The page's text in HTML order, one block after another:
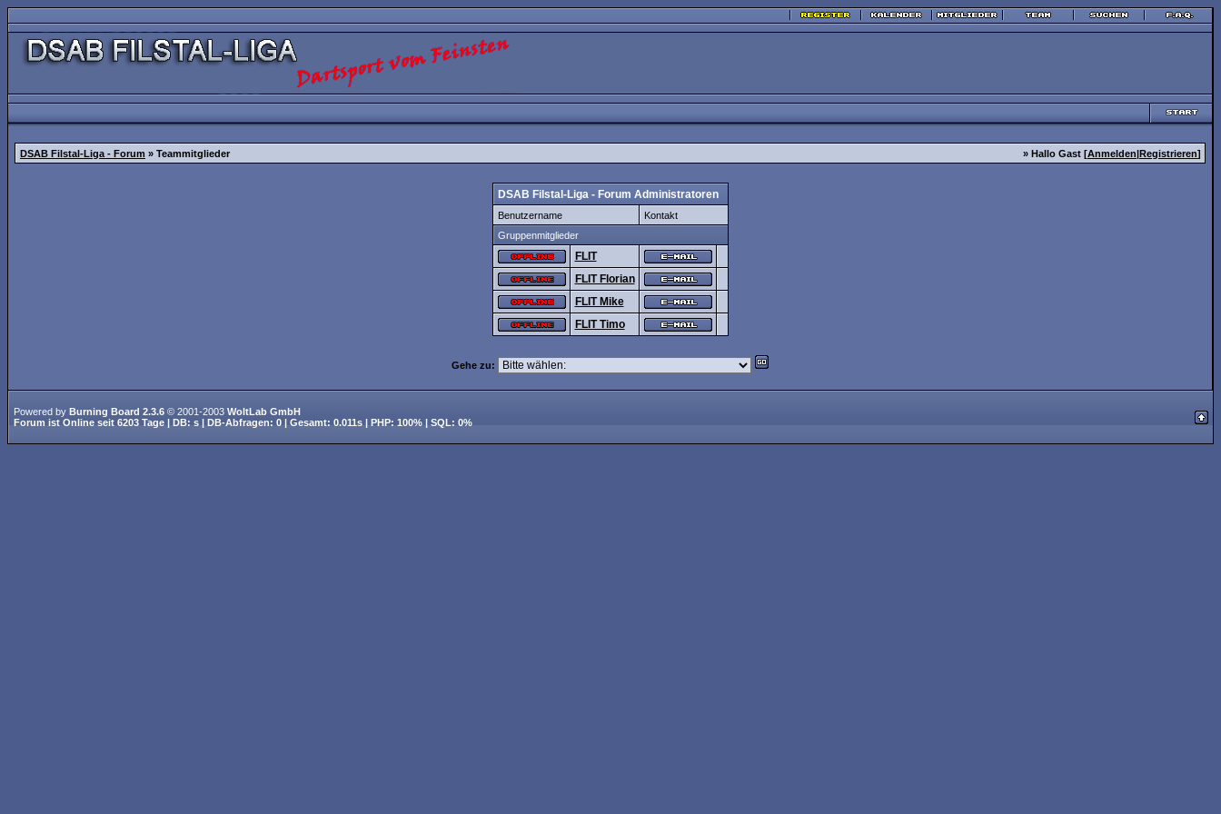
DSAB Filstal-Liga - Forum » Teammitglieder » Hallo Gast [Anmelden|Registrieren]
DSAB Filstal-Liga - Forum Administratoren
Benutzername
Kontakt
Gruppenmitglieder
FLIT
FLIT Florian
FLIT Mike
FLIT Timo
Gehe zu:
Powered by Burning Board 2.3.6 © 2001-2003 WoltLab GmbH
Forum ist Online seit 6203 Tage | DB: s | DB-Abfragen: 0 | Gesamt: 0.011s | PHP: 100% | SQL: 0%